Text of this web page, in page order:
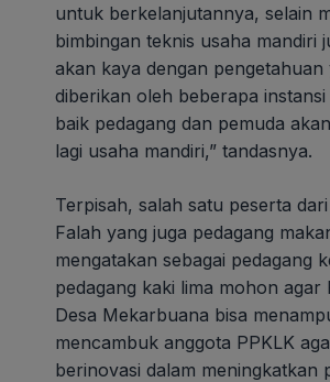
untuk berkelanjutannya, selain
bimbingan teknis usaha mandiri
akan kaya dengan pengetahuan
diberikan oleh beberapa instansi
baik pedagang dan pemuda
lagi usaha mandiri,” tandasnya.
Terpisah, salah satu peserta
Falah yang juga pedagang
mengatakan sebagai pedagang
pedagang kaki lima mohon agar
Desa Mekarbuana bisa
mencambuk anggota PPKLK
berinovasi dalam meningkatkan